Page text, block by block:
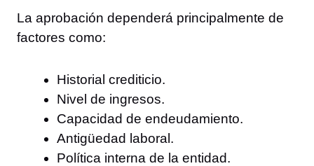
La aprobación dependerá principalmente de
factores como:
Historial crediticio.
Nivel de ingresos.
Capacidad de endeudamiento.
Antigüedad laboral.
Política interna de la entidad.